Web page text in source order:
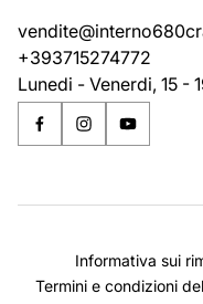
+393715274772
Lunedi - Venerdi, 15 -
Informativa sui
Termini e condizioni